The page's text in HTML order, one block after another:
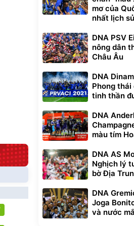
Bụi Lau
-
Vali Bamozo
Khung Nhôm
20/24/28 Cao Cấp
825.000đ
Flash Sale
Lót ghế
lưng
giúp
trong di
295.000
mơ của
nhất lịch
DNA PSV
nông dân
Châu Âu
DNA
Phong
tinh thần
DNA
màu tím
DNA AS
Nghịch lý
bờ Địa
DNA
Joga
và nước